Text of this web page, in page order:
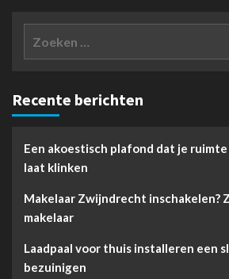
Recente berichten
Een akoestisch plafond dat je
laat klinken
Makelaar Zwijndrecht inschakelen?
makelaar
Laadpaal voor thuis installeren een
bezuinigen